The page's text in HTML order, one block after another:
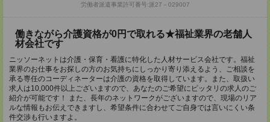
労働者派遣事業許可番号:派27－029007
働きながら介護資格が0円で取れる★福祉業界の老舗人
材会社です
ニッソーネットは介護・保育・看護に特化した人材サービス会社です。福祉
業界のお仕事をお探しの方のお気持ちにしっかり寄り添えるよう、ご相談を
承る専任のコーディネーターは介護の資格を取得しています。また、取扱い
求人は10,000件以上ございますので、あなたのご希望にピッタリの求人のご
紹介が可能です！ また、長年のネットワークがございますので、現場のリア
ルな情報もお伝えできますし、希望条件に合わせてご自身では言いにくい条
件交渉も行いますよ。